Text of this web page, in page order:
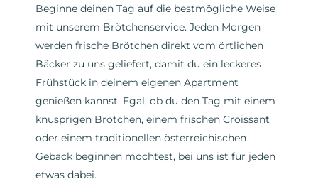
Beginne deinen Tag auf die bestmögliche Weise
mit unserem Brötchenservice. Jeden Morgen
werden frische Brötchen direkt vom örtlichen
Bäcker zu uns geliefert, damit du ein leckeres
Frühstück in deinem eigenen Apartment
genießen kannst. Egal, ob du den Tag mit einem
knusprigen Brötchen, einem frischen Croissant
oder einem traditionellen österreichischen
Gebäck beginnen möchtest, bei uns ist für jeden
etwas dabei.